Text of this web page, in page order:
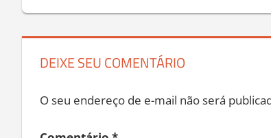
Post
DEIXE SEU COMENTÁRIO
O seu endereço de e-mail não será